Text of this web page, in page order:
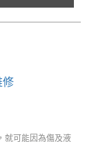
就可能因為傷及液